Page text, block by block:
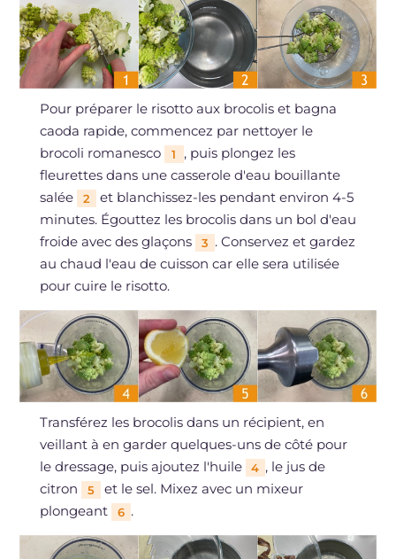
Pour préparer le risotto aux brocolis et bagna
caoda rapide, commencez par nettoyer le
brocoli romanesco
1
, puis plongez les
fleurettes dans une casserole d'eau bouillante
salée
2
et blanchissez-les pendant environ 4-5
minutes. Égouttez les brocolis dans un bol d'eau
froide avec des glaçons
3 . Conservez et gardez
au chaud l'eau de cuisson car elle sera utilisée
pour cuire le risotto.
Transférez les brocolis dans un récipient, en
veillant à en garder quelques-uns de côté pour
le dressage, puis ajoutez l'huile
4 , le jus de
citron
5
et le sel. Mixez avec un mixeur
plongeant
6 .